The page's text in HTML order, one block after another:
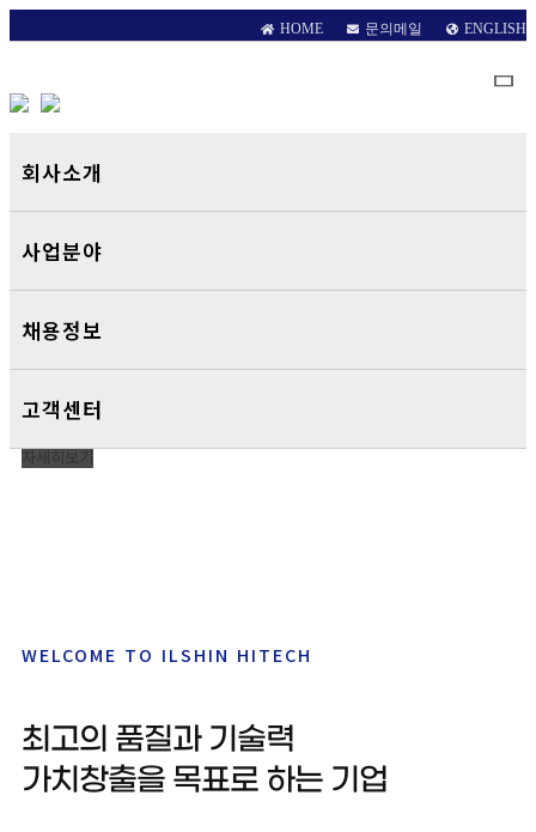
HOME 문의메일 ENGLISH
회사소개
사업분야
채용정보
고객센터
WELCOME TO ILSHIN HITECH
최고의 품질과 기술력
자세히보기
WELCOME TO ILSHIN HITECH
최고의 품질과 기술력
가치창출을 목표로 하는 기업